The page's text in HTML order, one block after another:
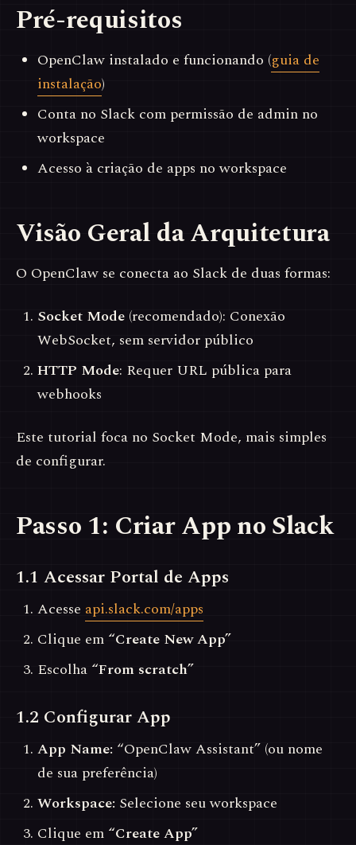
Pré-requisitos
OpenClaw instalado e funcionando (guia de
instalação)
Conta no Slack com permissão de admin no
workspace
Acesso à criação de apps no workspace
Visão Geral da Arquitetura
O OpenClaw se conecta ao Slack de duas formas:
Socket Mode (recomendado): Conexão
WebSocket, sem servidor público
HTTP Mode: Requer URL pública para
webhooks
Este tutorial foca no Socket Mode, mais simples
de configurar.
Passo 1: Criar App no Slack
1.1 Acessar Portal de Apps
Acesse api.slack.com/apps
Clique em “Create New App”
Escolha “From scratch”
1.2 Configurar App
App Name: “OpenClaw Assistant” (ou nome
de sua preferência)
Workspace: Selecione seu workspace
Clique em “Create App”